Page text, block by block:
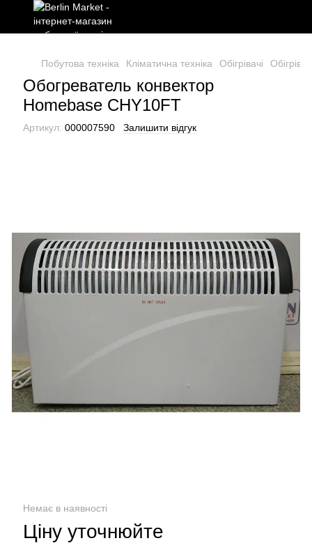
Побутова техніка Кліматична техніка Обігрівачі
Обогреватель конвектор
Homebase CHY10FT
Артикул: 000007590 Залишити відгук
Немає в наявності
Ціну уточнюйте